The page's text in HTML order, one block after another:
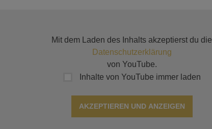
Mit dem Laden des Inhalts akzeptierst du die
Datenschutzerklärung
von YouTube.
Inhalte von YouTube immer laden
AKZEPTIEREN UND ANZEIGEN